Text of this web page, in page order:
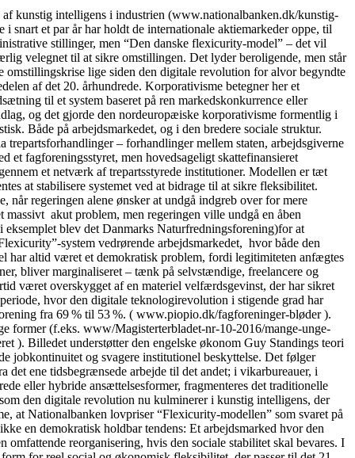
kunstig intelligens i industrien (www.nationalbanken.dk/kunstig-
snart et par år har holdt de internationale aktiemarkeder oppe, til
stillinger, men “Den danske flexicurity-model” – det vil
velegnet til at sikre omstillingen. Det lyder beroligende, men står
omstillingskrise lige siden den digitale revolution for alvor begyndte
af det 20. århundrede. Korporativisme betegner her et
til et system baseret på ren markedskonkurrence eller
og det gjorde den nordeuropæiske korporativisme formentlig i
Både på arbejdsmarkedet, og i den bredere sociale struktur.
– forhandlinger mellem staten, arbejdsgiverne
et fagforeningsstyret, men hovedsageligt skattefinansieret
et netværk af trepartsstyrede institutioner. Modellen er tæt
at stabilisere systemet ved at bidrage til at sikre fleksibilitet.
når regeringen alene ønsker at undgå indgreb over for mere
akut problem, men regeringen ville undgå en åben
blev det Danmarks Naturfredningsforening)for at
system vedrørende arbejdsmarkedet, hvor både den
altid været et demokratisk problem, fordi legitimiteten anfægtes
bliver marginaliseret – tænk på selvstændige, freelancere og
været overskygget af en materiel velfærdsgevinst, der har sikret
hvor den digitale teknologirevolution i stigende grad har
fra 69 % til 53 %. ( www.piopio.dk/fagforeninger-bløder ).
former (f.eks. www/Magisterterbladet-nr-10-2016/mange-unge-
). Billedet understøtter den engelske økonom Guy Standings teori
jobkontinuitet og svagere institutionel beskyttelse. Det følger
ene tidsbegrænsede arbejde til det andet; i vikarbureauer, i
eller hybride ansættelsesformer, fragmenteres det traditionelle
den digitale revolution nu kulminerer i kunstig intelligens, der
at Nationalbanken lovpriser “Flexicurity-modellen” som svaret på
en demokratisk holdbar tendens: Et arbejdsmarked hvor den
reorganisering, hvis den sociale stabilitet skal bevares. I